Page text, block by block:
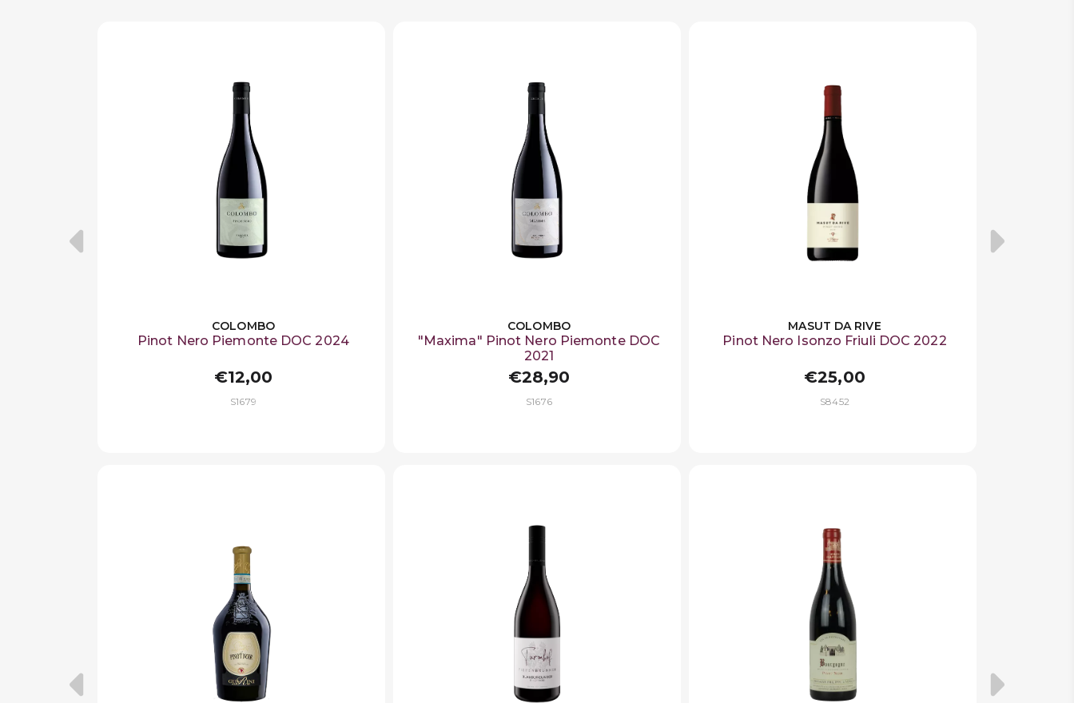
COLOMBO
Pinot Nero Piemonte DOC 2024
€12,00
S1679
COLOMBO
"Maxima" Pinot Nero Piemonte DOC
2021
€28,90
S1676
MASUT DA RIVE
Pinot Nero Isonzo Friuli DOC 2022
€25,00
S8452